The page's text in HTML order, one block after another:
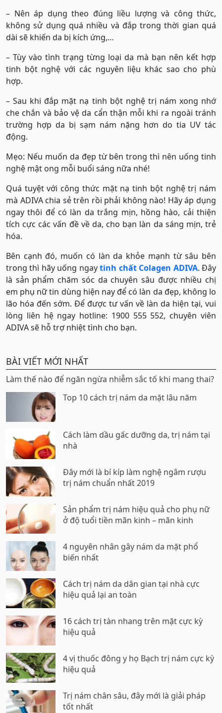
– Nên áp dụng theo đúng liều lượng và công thức,
không sử dụng quá nhiều và đắp trong thời gian quá
dài sẽ khiến da bị kích ứng,…
– Tùy vào tình trạng từng loại da mà bạn nên kết hợp
tinh bột nghệ với các nguyên liệu khác sao cho phù
hợp.
– Sau khi đắp mặt nạ tinh bột nghệ trị nám xong nhớ
che chắn và bảo vệ da cẩn thận mỗi khi ra ngoài tránh
trường hợp da bị sạm nám nặng hơn do tia UV tác
động.
Mẹo: Nếu muốn da đẹp từ bên trong thì nên uống tinh
nghệ mật ong mỗi buổi sáng nữa nhé!
Quá tuyệt với công thức mặt nạ tinh bột nghệ trị nám
mà ADIVA chia sẻ trên rồi phải không nào! Hãy áp dụng
ngay thôi để có làn da trắng mịn, hồng hào, cải thiện
tích cực các vấn đề về da, cho bạn làn da sáng mịn, trẻ
hóa.
Bên cạnh đó, muốn có làn da khỏe mạnh từ sâu bên
trong thì hãy uống ngaytinh chất Colagen ADIVA. Đây
là sản phẩm chăm sóc da chuyên sâu được nhiều chị
em phụ nữ tin dùng hiện nay để có làn da đẹp, không lo
lão hóa đến sớm. Để được tư vấn về làn da hiện tại, vui
lòng liên hệ ngay hotline: 1900 555 552, chuyên viên
ADIVA sẽ hỗ trợ nhiệt tình cho bạn.
BÀI VIẾT MỚI NHẤT
Làm thế nào để ngăn ngừa nhiễm sắc tố khi mang thai?
Top 10 cách trị nám da mặt lâu năm
Cách làm dầu gấc dưỡng da, trị nám tại
nhà
Đây mới là bí kíp làm nghệ ngâm rượu
trị nám chuẩn nhất 2019
Sản phẩm trị nám hiệu quả cho phụ nữ
ở độ tuổi tiền mãn kinh – mãn kinh
4 nguyên nhân gây nám da mặt phổ
biến nhất
Cách trị nám da dân gian tại nhà cực
hiệu quả lại an toàn
16 cách trị tàn nhang trên mặt cực kỳ
hiệu quả
4 vị thuốc đông y họ Bạch trị nám cực kỳ
hiệu quả
Trị nám chân sâu, đây mới là giải pháp
tốt nhất